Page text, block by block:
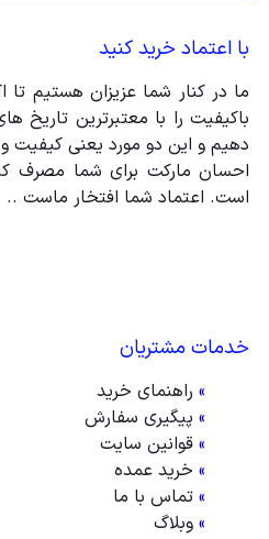
با اعتماد خرید کنید
ما در کنار شما عزیزان هستیم
باکیفیت را با معتبرترین تاریخ
دهیم و این دو مورد یعنی کیفیت
احسان مارکت برای شما مصرف
است. اعتماد شما افتخار ماست ..
خدمات مشتریان
» راهنمای خرید
» پیگیری سفارش
» قوانین سایت
» خرید عمده
» تماس با ما
» وبلاگ